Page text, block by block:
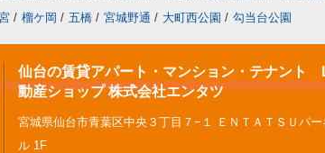
/ 榴ケ岡 / 五橋 / 宮城野通 / 大町西公園 / 勾当台公園
仙台の賃貸アパート・マンション・テナント
動産ショップ 株式会社エンタツ
宮城県仙台市青葉区中央３丁目７−１ ＥＮＴＡＴＳＵパ
ル 1F